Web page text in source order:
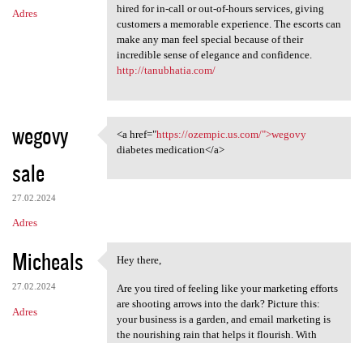
Adres
hired for in-call or out-of-hours services, giving
customers a memorable experience. The escorts can
make any man feel special because of their
incredible sense of elegance and confidence.
http://tanubhatia.com/
wegovy
sale
27.02.2024
Adres
<a href="https://ozempic.us
<a href="https://ozempic.us.com/">wegovy
diabetes medication</a>
Micheals
27.02.2024
Adres
Hey there,
Hey there,
Are you tired of feeling like your marketing efforts
are shooting arrows into the dark? Picture this:
your business is a garden, and email marketing is
the nourishing rain that helps it flourish. With